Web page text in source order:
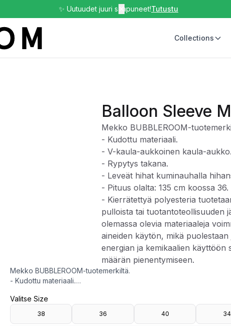
✨ Uutuudet juuri saapuneet!Tutustu
Collections
Balloon Sleeve
Mekko BUBBLEROOM-
- Kudottu materiaali.
- V-kaula-aukkoinen kaula-aukko.
- Rypytys takana.
- Leveät hihat kuminauhalla
- Pituus olalta: 135 cm koossa 36.
- Kierrätettyä polyesteria
pulloista tai tuotantoteollisuuden
olemassa olevia materiaaleja
aineiden käytön, mikä
energian ja kemikaalien käyttöön
määrän pienentymiseen.
Mekko BUBBLEROOM-tuotemerkiltä.
- Kudottu materiaali.
- Rypytys takana.
- Leveät hihat kuminauhalla hihansuissa.
- Pituus olalta: 135 cm koossa 36.
Valitse Size
38 36 40 34